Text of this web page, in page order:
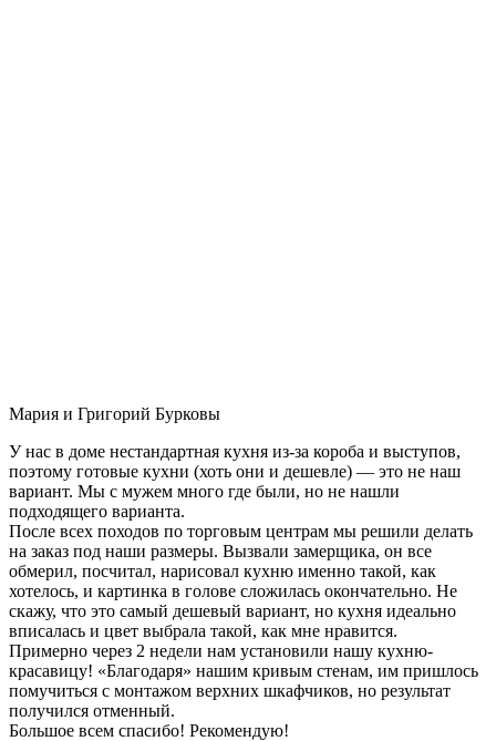
Мария и Григорий Бурковы
У нас в доме нестандартная кухня из-за короба и выступов,
поэтому готовые кухни (хоть они и дешевле) — это не наш
вариант. Мы с мужем много где были, но не нашли
подходящего варианта.
После всех походов по торговым центрам мы решили делать
на заказ под наши размеры. Вызвали замерщика, он все
обмерил, посчитал, нарисовал кухню именно такой, как
хотелось, и картинка в голове сложилась окончательно. Не
скажу, что это самый дешевый вариант, но кухня идеально
вписалась и цвет выбрала такой, как мне нравится.
Примерно через 2 недели нам установили нашу кухню-
красавицу! «Благодаря» нашим кривым стенам, им пришлось
помучиться с монтажом верхних шкафчиков, но результат
получился отменный.
Большое всем спасибо! Рекомендую!